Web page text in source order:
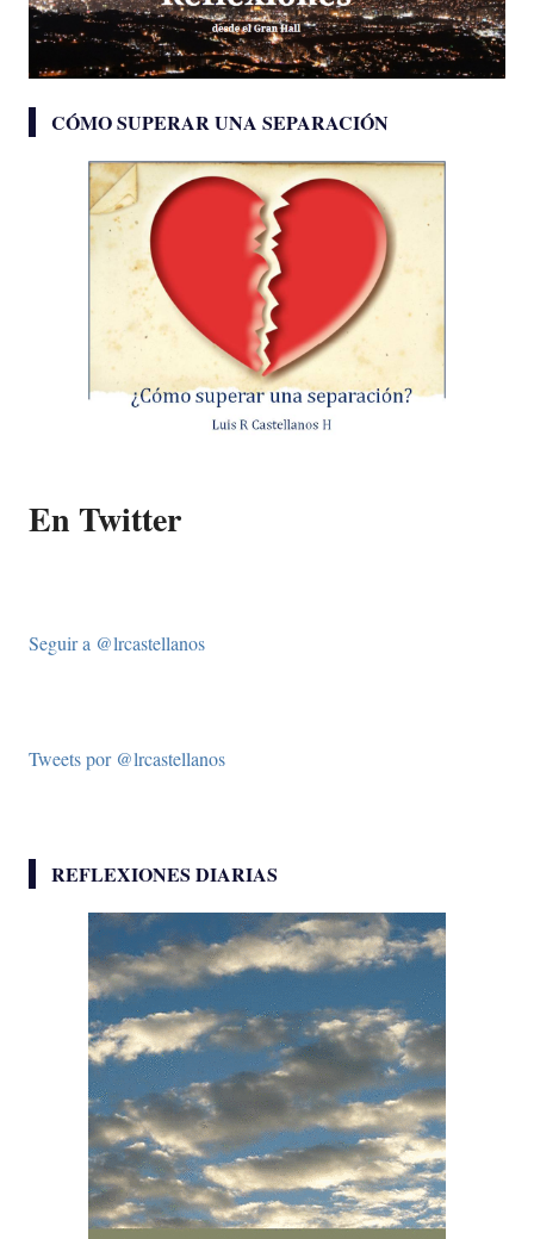
CÓMO SUPERAR UNA SEPARACIÓN
En Twitter
Seguir a @lrcastellanos
Tweets por @lrcastellanos
REFLEXIONES DIARIAS